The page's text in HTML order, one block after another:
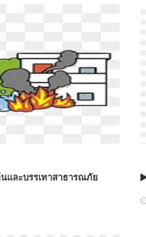
และบรรเทาสาธารณภัย